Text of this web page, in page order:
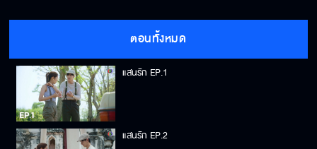
ตอนทั้งหมด
แสนรัก EP.1
แสนรัก EP.2